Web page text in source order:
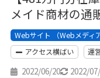
メイド商材の通
Webサイト （Webメディア
アクセス横ばい
運
2022/06/20 2022/